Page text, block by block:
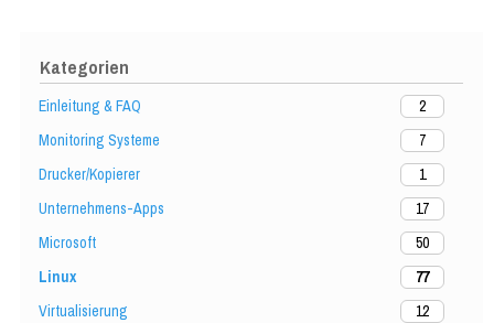
Kategorien
Einleitung & FAQ
2
Monitoring Systeme
7
Drucker/Kopierer
1
Unternehmens-Apps
17
Microsoft
50
Linux
77
Virtualisierung
12